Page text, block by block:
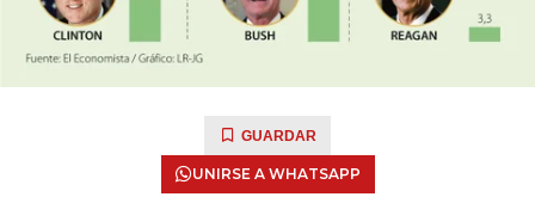
GUARDAR
UNIRSE A WHATSAPP